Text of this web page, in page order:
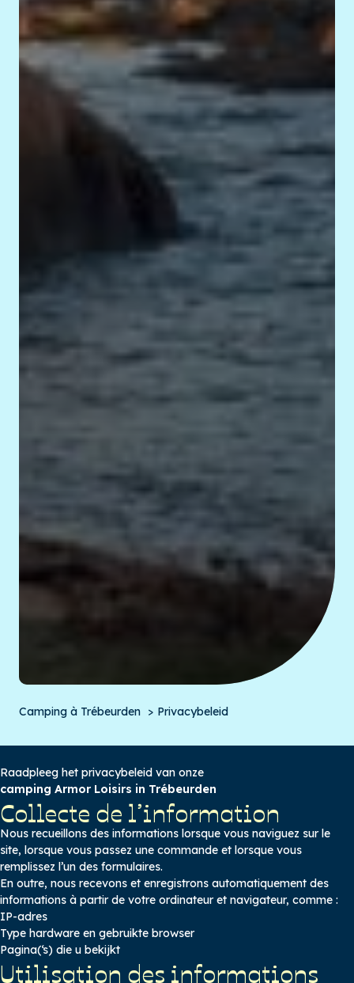
Camping à Trébeurden Privacybeleid
Raadpleeg het privacybeleid van onze
camping Armor Loisirs in Trébeurden
Collecte de l’information
Nous recueillons des informations lorsque vous naviguez sur le
site, lorsque vous passez une commande et lorsque vous
remplissez l’un des formulaires.
En outre, nous recevons et enregistrons automatiquement des
informations à partir de votre ordinateur et navigateur, comme :
IP-adres
Type hardware en gebruikte browser
Pagina(‘s) die u bekijkt
Utilisation des informations